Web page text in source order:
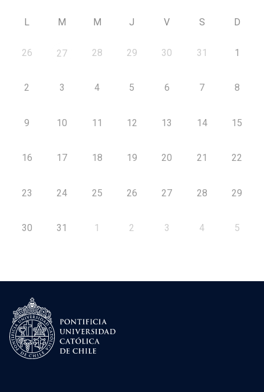
L M M J V S D
26 27 28 29 30 31 1
2 3 4 5 6 7 8
9 10 11 12 13 14 15
16 17 18 19 20 21 22
23 24 25 26 27 28 29
30 31 1 2 3 4 5